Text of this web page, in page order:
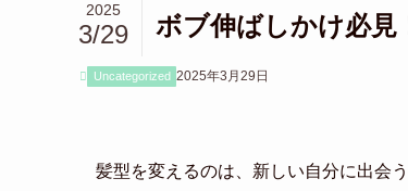
ボブ伸ばしかけ必見
2025
3/29
Uncategorized 2025年3月29日
髪型を変えるのは、新しい自分に出会